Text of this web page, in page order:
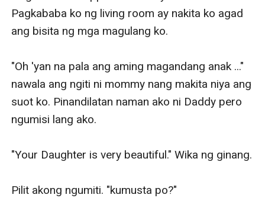
Pagkababa ko ng living room ay nakita ko agad
ang bisita ng mga magulang ko.
"Oh 'yan na pala ang aming magandang anak ..."
nawala ang ngiti ni mommy nang makita niya ang
suot ko. Pinandilatan naman ako ni Daddy pero
ngumisi lang ako.
"Your Daughter is very beautiful." Wika ng ginang.
Pilit akong ngumiti. "kumusta po?"